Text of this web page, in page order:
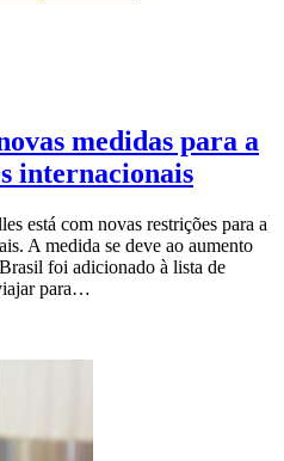
medidas para a
internacionais
está com novas restrições para a
A medida se deve ao aumento
foi adicionado à lista de
para…